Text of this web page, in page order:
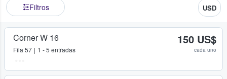
Filtros USD
Corner W 16
Fila 57 1 - 5 entradas
150 US$
cada uno